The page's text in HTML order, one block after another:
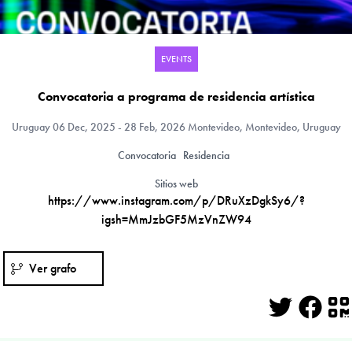
EVENTS
Convocatoria a programa de residencia artística
Uruguay06 Dec, 2025 - 28 Feb, 2026 Montevideo, Montevideo, Uruguay
Convocatoria Residencia
Sitios web
https://www.instagram.com/p/DRuXzDgkSy6/?
igsh=MmJzbGF5MzVnZW94
Ver grafo